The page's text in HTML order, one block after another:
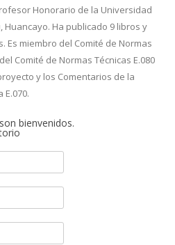
Honorario de la Universidad
Huancayo. Ha publicado 9 libros y
Es miembro del Comité de Normas
Comité de Normas Técnicas E.080
y los Comentarios de la
bienvenidos.